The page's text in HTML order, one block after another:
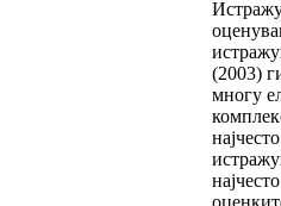
(2003)
многу